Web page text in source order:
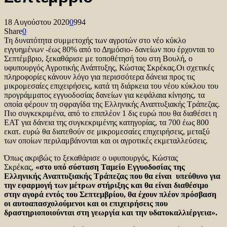
18 Αυγούστου 20200994
Share0
Τη δυνατότητα συμμετοχής των αγροτών στο νέο κύκλο
εγγυημένων -έως 80% από το Δημόσιο- δανείων που έρχονται το
Σεπτέμβριο, ξεκαθάρισε με τοποθέτησή του στη Βουλή, ο
υφυπουργός Αγροτικής Ανάπτυξης, Κώστας Σκρέκας.Οι σχετικές
πληροφορίες κάνουν λόγο για περισσότερα δάνεια προς τις
μικρομεσαίες επιχειρήσεις, κατά τη διάρκεια του νέου κύκλου του
προγράμματος εγγυοδοσίας δανείων για κεφάλαια κίνησης, τα
οποία φέρουν τη σφραγίδα της Ελληνικής Αναπτυξιακής Τράπεζας.
Πιο συγκεκριμένα, από το επιπλέον 1 δις ευρώ που θα διαθέσει η
ΕΑΤ για δάνεια της συγκεκριμένης κατηγορίας, τα 700 έως 800
εκατ. ευρώ θα διατεθούν σε μικρομεσαίες επιχειρήσεις, μεταξύ
των οποίων περιλαμβάνονται και οι αγροτικές εκμεταλλεύσεις.
Όπως ακριβώς το ξεκαθάρισε ο υφυπουργός, Κώστας
Σκρέκας, «στο υπό σύσταση Ταμείο Εγγυοδοσίας της
Ελληνικής Αναπτυξιακής Τράπεζας που θα είναι υπεύθυνο για
την εφαρμογή των μέτρων στήριξης και θα είναι διαθέσιμο
στην αγορά εντός του Σεπτεμβρίου, θα έχουν πλέον πρόσβαση
οι αυτοαπασχολούμενοι και οι επιχειρήσεις που
δραστηριοποιούνται στη γεωργία και την υδατοκαλλιέργεια».